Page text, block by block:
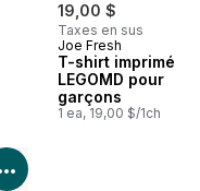
19,00 $
Taxes en sus
Nouveau
Joe Fresh
T-shirt imprimé
LEGOMD pour
garçons
1 ea, 19,00 $/1ch
Voir les détails du